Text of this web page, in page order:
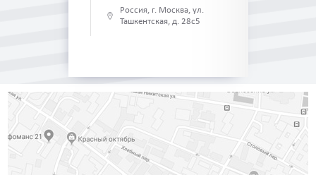
Россия, г. Москва, ул.
Ташкентская, д. 28с5